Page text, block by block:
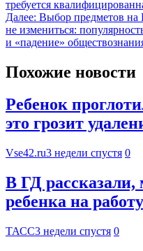
требуется
Далее: Выбор предметов на
не измениться:
и «падение»
Похожие новости
Ребенок
это грозит
Vse42.ru3 недели спустя 0
В ГД
ребенка на работу
ТАСС3 недели спустя 0